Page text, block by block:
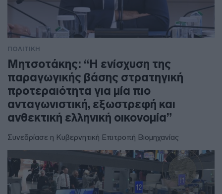
ΠΟΛΙΤΙΚΗ
Μητσοτάκης: “Η ενίσχυση της
παραγωγικής βάσης στρατηγική
προτεραιότητα για μία πιο
ανταγωνιστική, εξωστρεφή και
ανθεκτική ελληνική οικονομία”
Συνεδρίασε η Κυβερνητική Επιτροπή Βιομηχανίας